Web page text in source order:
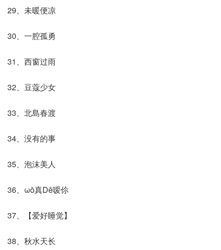
29、未暖便凉
30、一腔孤勇
31、西窗过雨
32、豆蔻少女
33、北島春渡
34、没有的事
35、泡沫美人
36、ωǒ真Dê嗳伱
37、【爱好睡觉】
38、秋水天长